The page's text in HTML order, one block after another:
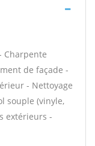
Charpente
de façade -
- Nettoyage
souple (vinyle,
extérieurs -